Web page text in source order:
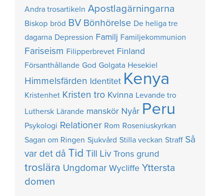
Andra trosartikeln Apostlagärningarna
Biskop bröd BV Bönhörelse De heliga tre
dagarna Depression Familj Familjekommunion
Fariseism Filipperbrevet Finland
Försanthållande God Golgata Hesekiel
Himmelsfärden Identitet Kenya
Kristenhet Kristen tro Kvinna Levande tro
Luthersk Lärande manskör Nyår Peru
Psykologi Relationer Rom Roseniuskyrkan
Sagan om Ringen Sjukvård Stilla veckan Straff Så
var det då Tid Till Liv Trons grund
troslära Ungdomar Wycliffe Yttersta
domen